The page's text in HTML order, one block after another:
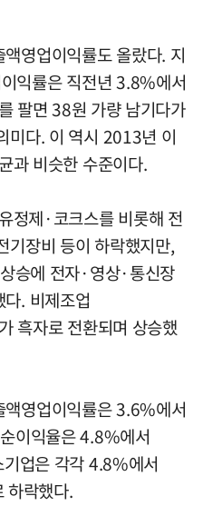
영업이익률도 올랐다. 지
익률은 직전년 3.8%에서
팔면 38원 가량 남기다가
미다. 이 역시 2013년 이
과 비슷한 수준이다.
제·코크스를 비롯해 전
기장비 등이 하락했지만,
승에 전자·영상·통신장
. 비제조업
흑자로 전환되며 상승했
영업이익률은 3.6%에서
이익율은 4.8%에서
업은 각각 4.8%에서
락했다.